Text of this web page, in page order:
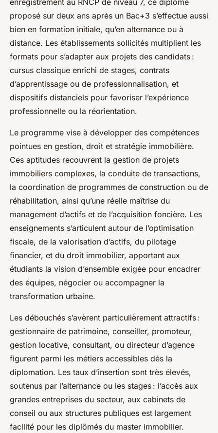
enregistrement au RNCP de niveau 7, ce diplôme
proposé sur deux ans après un Bac+3 s’effectue aussi
bien en formation initiale, qu’en alternance ou à
distance. Les établissements sollicités multiplient les
formats pour s’adapter aux projets des candidats :
cursus classique enrichi de stages, contrats
d’apprentissage ou de professionnalisation, et
dispositifs distanciels pour favoriser l’expérience
professionnelle ou la réorientation.
Le programme vise à développer des compétences
pointues en gestion, droit et stratégie immobilière.
Ces aptitudes recouvrent la gestion de projets
immobiliers complexes, la conduite de transactions,
la coordination de programmes de construction ou de
réhabilitation, ainsi qu’une réelle maîtrise du
management d’actifs et de l’acquisition foncière. Les
enseignements s’articulent autour de l’optimisation
fiscale, de la valorisation d’actifs, du pilotage
financier, et du droit immobilier, apportant aux
étudiants la vision d’ensemble exigée pour encadrer
des équipes, négocier ou accompagner la
transformation urbaine.
Les débouchés s’avèrent particulièrement attractifs :
gestionnaire de patrimoine, conseiller, promoteur,
gestion locative, consultant, ou directeur d’agence
figurent parmi les métiers accessibles dès la
diplomation. Les taux d’insertion sont très élevés,
soutenus par l’alternance ou les stages : l’accès aux
grandes entreprises du secteur, aux cabinets de
conseil ou aux structures publiques est largement
facilité pour les diplômés du master immobilier.